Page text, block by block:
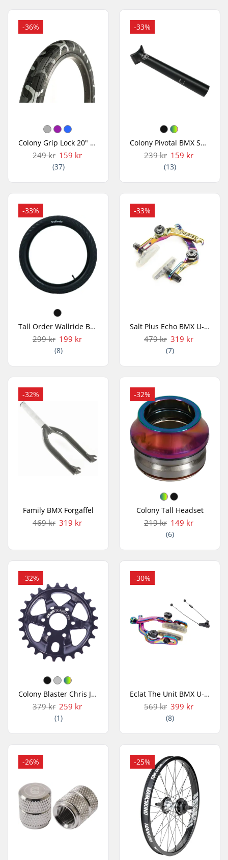
-36%
Colony Grip Lock 20" BMX Dæk
249 kr 159 kr
(37)
-33%
Colony Pivotal BMX Sadelpind
239 kr 159 kr
(13)
-33%
Tall Order Wallride BMX Dæk
299 kr 199 kr
(8)
-33%
Salt Plus Echo BMX U-Bremse
479 kr 319 kr
(7)
-32%
Family BMX Forgaffel
469 kr 319 kr
-32%
Colony Tall Headset
219 kr 149 kr
(6)
-32%
Colony Blaster Chris James BMX Tandhjul
379 kr 259 kr
(1)
-30%
Eclat The Unit BMX U-Bremse
569 kr 399 kr
(8)
-26% -25%